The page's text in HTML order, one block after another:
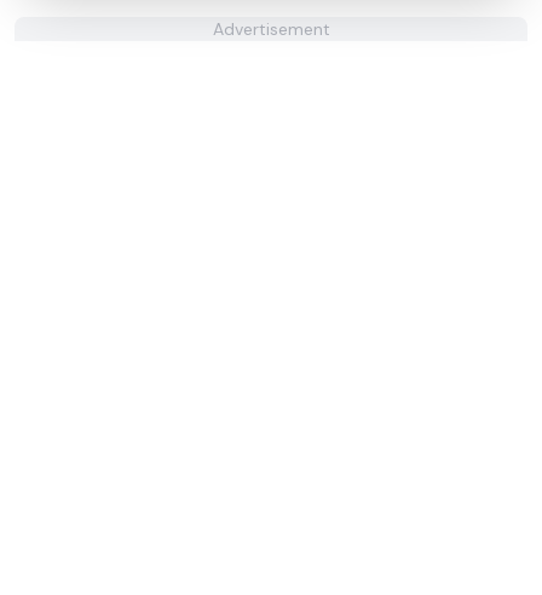
Advertisement